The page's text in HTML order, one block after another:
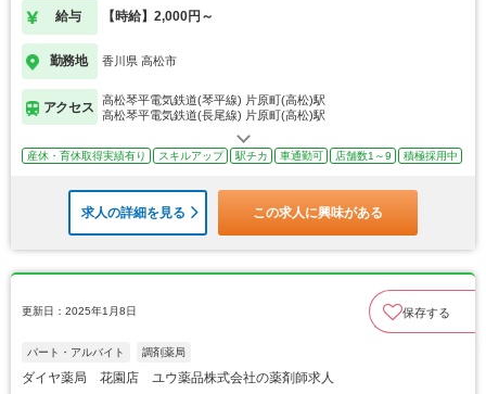
給与 【時給】2,000円～
勤務地 香川県 高松市
アクセス
高松琴平電気鉄道(琴平線) 片原町(高松)駅
高松琴平電気鉄道(長尾線) 片原町(高松)駅
産休・育休取得実績有り スキルアップ 駅チカ 車通勤可 店舗数1～9 積極採用中
求人の詳細を見る この求人に興味がある
更新日：2025年1月8日 保存する
パート・アルバイト 調剤薬局
ダイヤ薬局 花園店 ユウ薬品株式会社の薬剤師求人